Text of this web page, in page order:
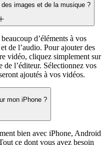
images et de la musique ?
d’éléments à vos
de l’audio. Pour ajouter des
vidéo, cliquez simplement sur
de l’éditeur. Sélectionnez vos
ajoutés à vos vidéos.
mon iPhone ?
bien avec iPhone, Android
ce dont vous avez besoin